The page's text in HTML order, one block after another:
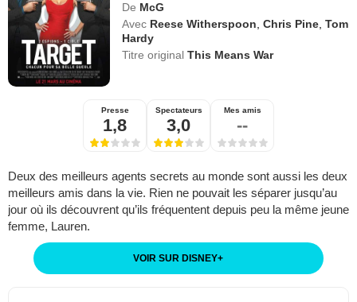
De McG
Avec Reese Witherspoon,Chris Pine,Tom
Hardy
Titre originalThis Means War
Presse
1,8
Spectateurs
3,0
Mes amis
--
Deux des meilleurs agents secrets au monde sont aussi les deux
meilleurs amis dans la vie. Rien ne pouvait les séparer jusqu’au
jour où ils découvrent qu’ils fréquentent depuis peu la même jeune
femme, Lauren.
VOIR SUR DISNEY+